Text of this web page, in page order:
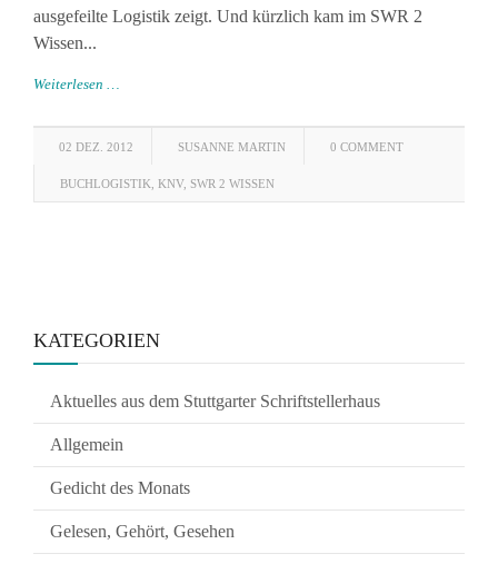
ausgefeilte Logistik zeigt. Und kürzlich kam im SWR 2
Wissen...
Weiterlesen …
02 DEZ. 2012 SUSANNE MARTIN 0 COMMENT
BUCHLOGISTIK KNV, SWR 2 WISSEN
KATEGORIEN
Aktuelles aus dem Stuttgarter Schriftstellerhaus
Allgemein
Gedicht des Monats
Gelesen, Gehört, Gesehen